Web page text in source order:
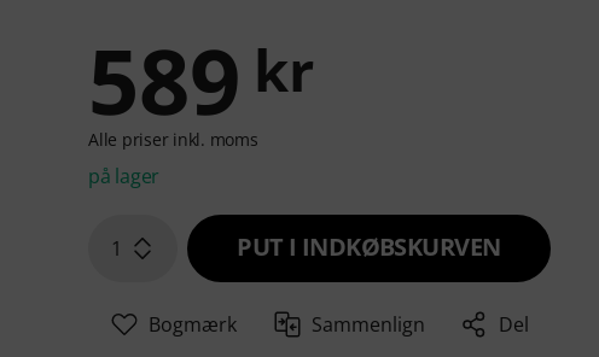
589 kr
Alle priser inkl. moms
på lager
1 PUT I INDKØBSKURVEN
Bogmærk Sammenlign Del